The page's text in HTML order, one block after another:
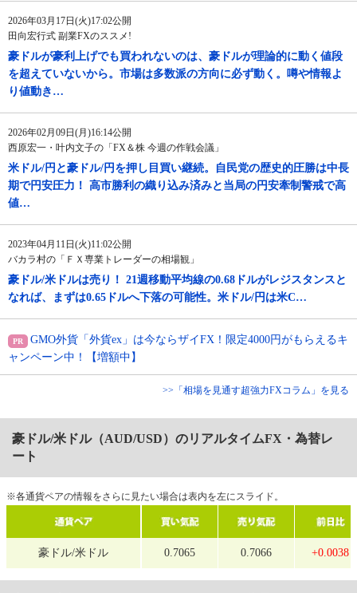
2026年03月17日(火)17:02公開
田向宏行式 副業FXのススメ!
豪ドルが豪利上げでも買われないのは、豪ドルが理論的に動く値段
を超えていないから。市場は多数派の方向に必ず動く。噂や情報よ
り値動き…
2026年02月09日(月)16:14公開
西原宏一・叶内文子の「FX＆株 今週の作戦会議」
米ドル/円と豪ドル/円を押し目買い継続。自民党の歴史的圧勝は中長
期で円安圧力！ 高市勝利の織り込み済みと当局の円安牽制警戒で高
値…
2023年04月11日(火)11:02公開
バカラ村の「ＦＸ専業トレーダーの相場観」
豪ドル/米ドルは売り！ 21週移動平均線の0.68ドルがレジスタンスと
なれば、まずは0.65ドルへ下落の可能性。米ドル/円は米C…
GMO外貨「外貨ex」は今ならザイFX！限定4000円がもらえるキ
ャンペーン中！【増額中】
>>「相場を見通す超強力FXコラム」を見る
豪ドル/米ドル（AUD/USD）のリアルタイムFX・為替レ
ート
※各通貨ペアの情報をさらに見たい場合は表内を左にスライド。
豪ドル/米ドル 0.7065 0.7066 +0.0038